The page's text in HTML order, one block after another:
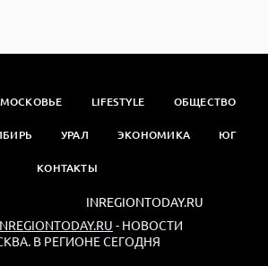
LIFESTYLE ОБЩЕСТВО
УРАЛ ЭКОНОМИКА ЮГ
КОНТАКТЫ
- НОВОСТИ
В РЕГИОНЕ СЕГОДНЯ